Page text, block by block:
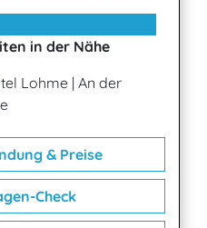
in der Nähe
Lohme | An der
& Preise
Check